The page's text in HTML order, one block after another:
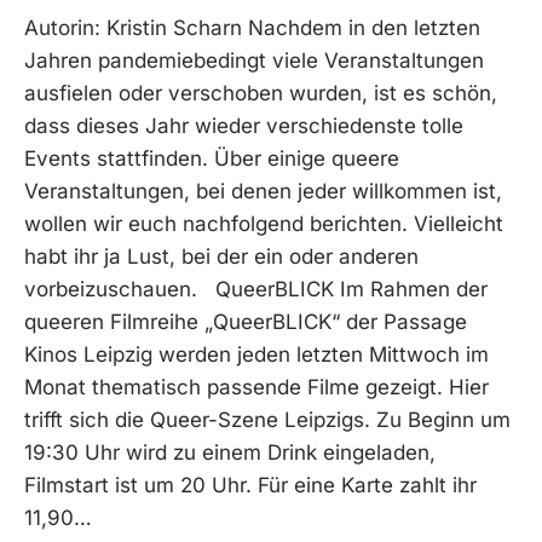
Autorin: Kristin Scharn Nachdem in den letzten
Jahren pandemiebedingt viele Veranstaltungen
ausfielen oder verschoben wurden, ist es schön,
dass dieses Jahr wieder verschiedenste tolle
Events stattfinden. Über einige queere
Veranstaltungen, bei denen jeder willkommen ist,
wollen wir euch nachfolgend berichten. Vielleicht
habt ihr ja Lust, bei der ein oder anderen
vorbeizuschauen. QueerBLICK Im Rahmen der
queeren Filmreihe „QueerBLICK“ der Passage
Kinos Leipzig werden jeden letzten Mittwoch im
Monat thematisch passende Filme gezeigt. Hier
trifft sich die Queer-Szene Leipzigs. Zu Beginn um
19:30 Uhr wird zu einem Drink eingeladen,
Filmstart ist um 20 Uhr. Für eine Karte zahlt ihr
11,90…